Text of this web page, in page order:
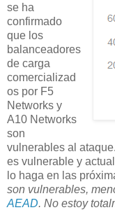
se ha
confirmado
que los
balanceadores
de carga
comercializad
os por F5
Networks y
A10 Networks
son
vulnerables al ataque.
es vulnerable y
lo haga en las
son vulnerables,
AEAD. No estoy